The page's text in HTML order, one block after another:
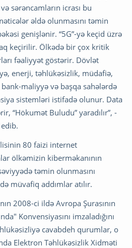
sərəncamların icrası bu
əldə olunmasını təmin
genişlənir. “5G”-yə keçid üzrə
keçirilir. Ölkədə bir çox kritik
fəaliyyət göstərir. Dövlət
enerji, təhlükəsizlik, müdafiə,
maliyyə və başqa sahələrdə
sistemləri istifadə olunur. Data
“Hökumət Buludu” yaradılır”, -
80 faizi internet
ölkəmizin kiberməkanının
təmin olunmasını
müvafiq addımlar atılır.
2008-ci ildə Avropa Şurasının
Konvensiyasını imzaladığını
cavabdeh qurumlar, o
Elektron Təhlükəsizlik Xidməti